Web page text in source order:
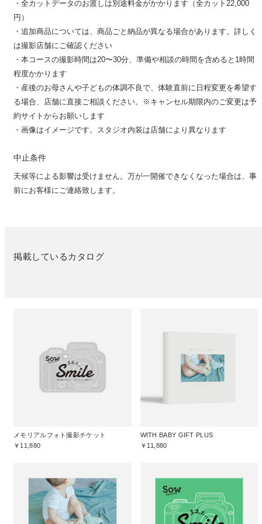
・全カットデータのお渡しは別途料金がかかります（全カット22,000
円）
・追加商品については、商品ごと納品が異なる場合があります。詳しく
は撮影店舗にご確認ください
・本コースの撮影時間は20〜30分、準備や相談の時間を含めると1時間
程度かかります
・産後のお母さんや子どもの体調不良で、体験直前に日程変更を希望す
る場合、店舗に直接ご相談ください。※キャンセル期限内のご変更は予
約サイトからお願いします
・画像はイメージです。スタジオ内装は店舗により異なります
中止条件
天候等による影響は受けません。万が一開催できなくなった場合は、事
前にお客様にご連絡致します。
掲載しているカタログ
メモリアルフォト撮影チケット
￥11,880
WITH BABY GIFT PLUS
￥11,880